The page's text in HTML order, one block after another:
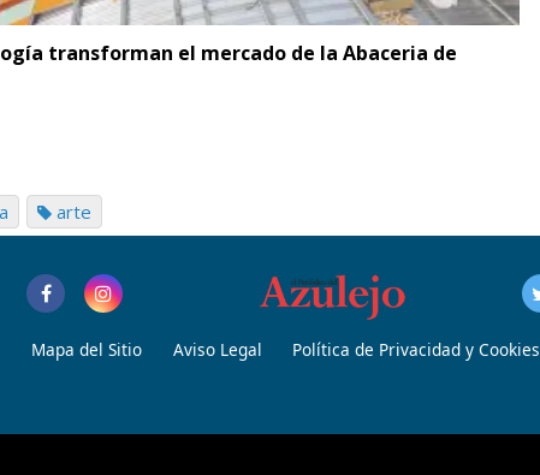
transforman el mercado de la Abaceria de
arte
Mapa del Sitio Aviso Legal Política de Privacidad y Cookies